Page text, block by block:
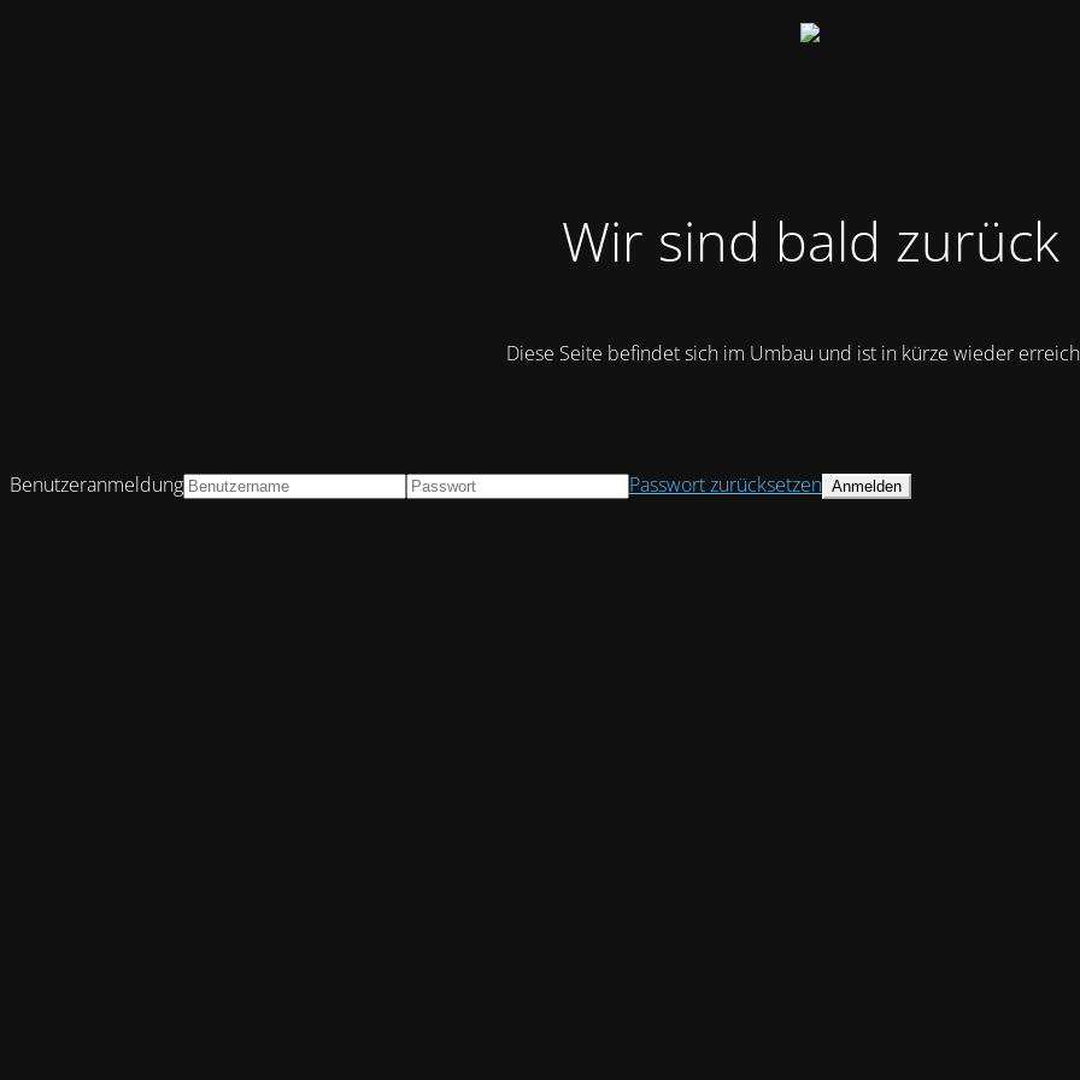
Wir sind bald zurück
Diese Seite befindet sich im Umbau und ist in kürze wieder
Benutzeranmeldung Passwort zurücksetzen